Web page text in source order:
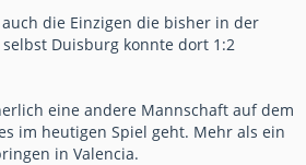
die Einzigen die bisher in der
Duisburg konnte dort 1:2
eine andere Mannschaft auf dem
im heutigen Spiel geht. Mehr als ein
in Valencia.